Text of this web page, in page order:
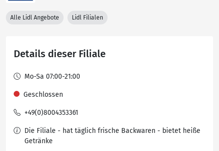
Alle Lidl Angebote Lidl Filialen
Details dieser Filiale
Mo-Sa 07:00-21:00
Geschlossen
+49(0)8004353361
Die Filiale - hat täglich frische Backwaren - bietet heiße
Getränke